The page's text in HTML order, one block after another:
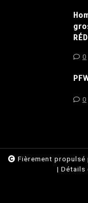
0
0
Fièrement propulsé
| Détails